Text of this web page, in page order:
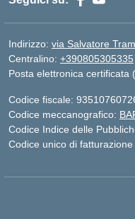
Indirizzo: via Salvatore
Centralino: +390805305335
Posta elettronica certificata
Codice fiscale:
Codice meccanografico:
Codice Indice delle
Codice unico di